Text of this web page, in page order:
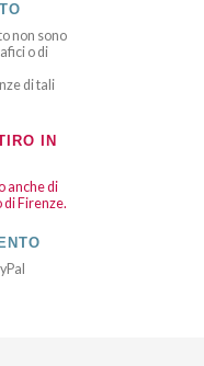
non sono
o di
di tali
IN
anche di
Firenze.